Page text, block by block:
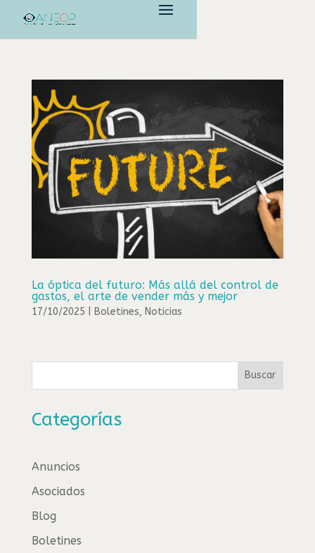
La óptica del futuro: Más allá del control de
gastos, el arte de vender más y mejor
17/10/2025 Boletines, Noticias
Buscar
Categorías
Anuncios
Asociados
Blog
Boletines